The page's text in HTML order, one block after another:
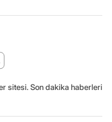
sitesi. Son dakika haberleri